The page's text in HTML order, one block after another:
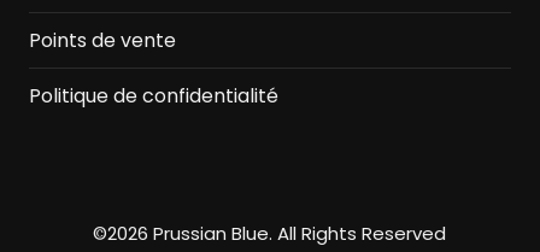
Points de vente
Politique de confidentialité
©2026 Prussian Blue. All Rights Reserved